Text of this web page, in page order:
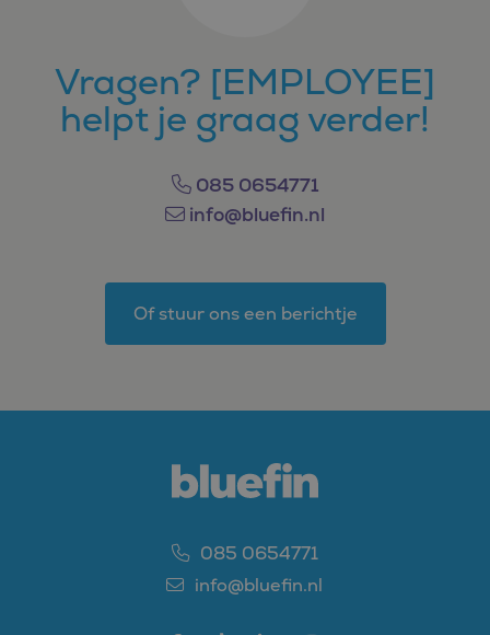
Vragen? [EMPLOYEE]
helpt je graag verder!
085 0654771
info@bluefin.nl
Of stuur ons een berichtje
085 0654771
info@bluefin.nl